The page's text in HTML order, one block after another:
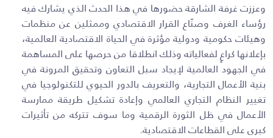
وعززت غرفة الشارقة حضورها في هذا الحدث الذي يشارك فيه
رؤساء الغرف وصنّاع القرار الاقتصادي وممثلين عن منظمات
وهيئات حكومية ودولية مؤثرة في الحياة الاقتصادية العالمية،
بإعلانها كراعٍ لفعالياته وذلك انطلاقا من حرصها على المساهمة
في الجهود العالمية لإيجاد سبل التعاون وتحقيق المرونة في
بنية الأعمال التجارية، والتعريف بالدور الحيوي للتكنولوجيا في
تغيير النظام التجاري العالمي وإعادة تشكيل طريقة ممارسة
الأعمال في ظل الثورة الرقمية وما سوف تتركه من تأثيرات
كبرى على القطاعات الاقتصادية.